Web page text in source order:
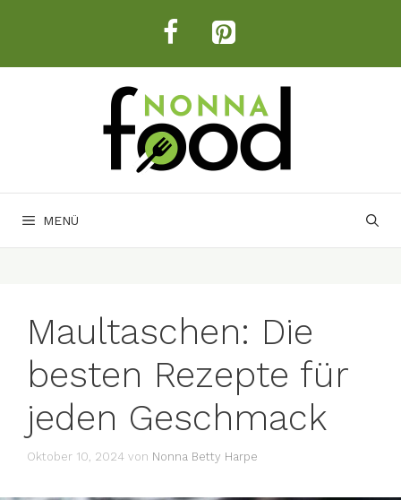
MENÜ
Maultaschen: Die
besten Rezepte für
jeden Geschmack
Oktober 10, 2024 von Nonna Betty Harpe